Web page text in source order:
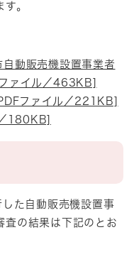
。
動販売機設置事業者
ァイル／463KB]
ファイル／221KB]
180KB]
た自動販売機設置事
査の結果は下記のとお